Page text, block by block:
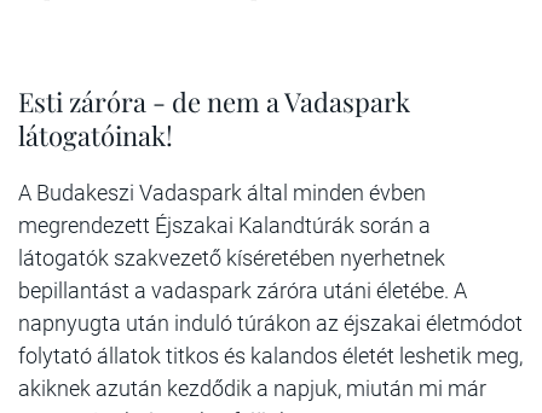
Esti záróra - de nem a Vadaspark
látogatóinak!
A Budakeszi Vadaspark által minden évben
megrendezett Éjszakai Kalandtúrák során a
látogatók szakvezető kíséretében nyerhetnek
bepillantást a vadaspark záróra utáni életébe. A
napnyugta után induló túrákon az éjszakai életmódot
folytató állatok titkos és kalandos életét leshetik meg,
akiknek azután kezdődik a napjuk, miután mi már